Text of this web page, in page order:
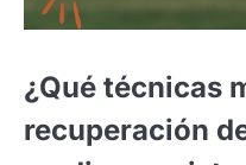
¿Qué técnicas
recuperación